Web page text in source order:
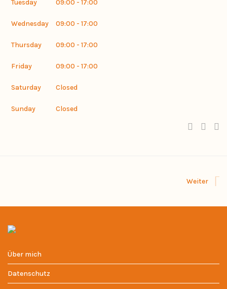
Tuesday 09:00 - 17:00
Wednesday 09:00 - 17:00
Thursday 09:00 - 17:00
Friday 09:00 - 17:00
Saturday Closed
Sunday Closed
Weiter
Über mich
Datenschutz